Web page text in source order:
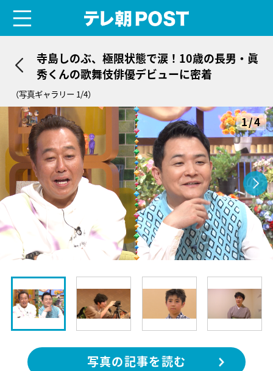
寺島しのぶ、極限状態で涙！10歳の長男・眞
秀くんの歌舞伎俳優デビューに密着
（写真ギャラリー 1/4）
1/4
写真の記事を読む